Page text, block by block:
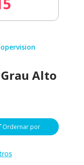
Alto
Ordernar por